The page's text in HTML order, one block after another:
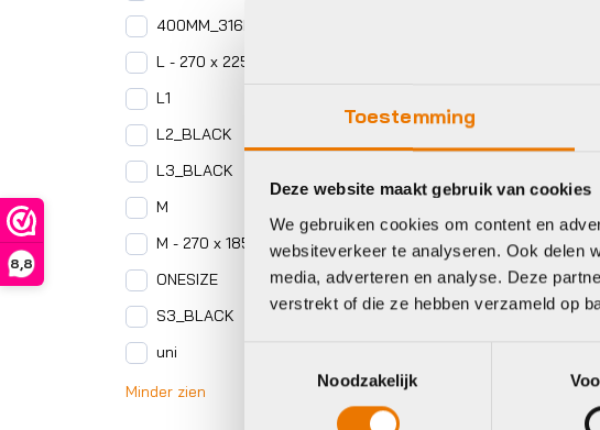
Toestemming
Deze website maakt gebruik van cookies
We gebruiken cookies om content en
websiteverkeer te analyseren. Ook delen
media, adverteren en analyse. Deze
verstrekt of die ze hebben verzameld op
Noodzakelijk
8,8
400MM_316MM
L - 270 x 225 mm
L1
L2_BLACK
L3_BLACK
M
M - 270 x 185mm
ONESIZE
S3_BLACK
uni
Minder zien